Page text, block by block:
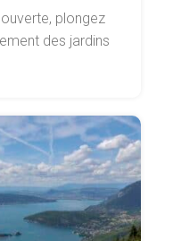
plongez
des jardins